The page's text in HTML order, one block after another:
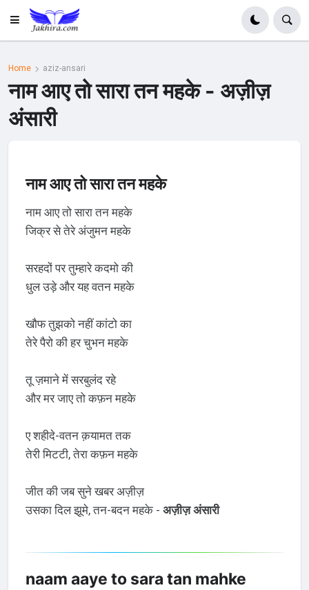
Home aziz-ansari
नाम आए तो सारा तन महके - अज़ीज़
अंसारी
नाम आए तो सारा तन महके
नाम आए तो सारा तन महके
जिक्र से तेरे अंजुमन महके
सरहदों पर तुम्हारे कदमो की
धुल उड़े और यह वतन महके
खौफ तुझको नहीं कांटो का
तेरे पैरो की हर चुभन महके
तू ज़माने में सरबुलंद रहे
और मर जाए तो कफ़न महके
ए शहीदे-वतन क़यामत तक
तेरी मिटटी, तेरा कफ़न महके
जीत की जब सुने खबर अज़ीज़
उसका दिल झूमे, तन-बदन महके - अज़ीज़ अंसारी
naam aaye to sara tan mahke